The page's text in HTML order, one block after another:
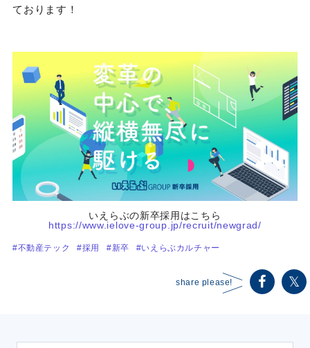
ております！
いえらぶの新卒採用はこちら
https://www.ielove-group.jp/recruit/newgrad/
#不動産テック #採用 #新卒 #いえらぶカルチャー
share please!